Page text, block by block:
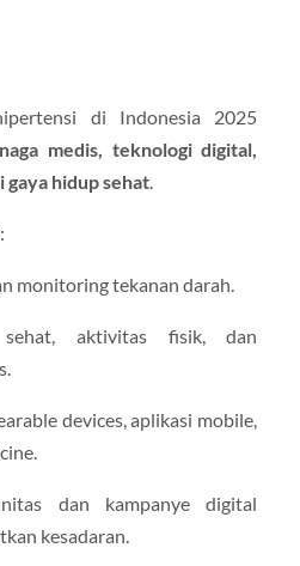
di Indonesia 2025
medis, teknologi digital,
gaya hidup sehat.
monitoring tekanan darah.
aktivitas fisik, dan
devices, aplikasi mobile,
dan kampanye digital
kesadaran.